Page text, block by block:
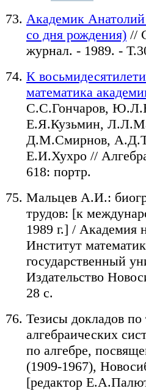
Академик
со дня рождения) //
журнал. - 1989. -
К
математика
С.С.Гончаров,
Е.Я.Кузьмин,
Д.М.Смирнов,
Е.И.Хухро //
618: портр.
Мальцев А.И.:
трудов: [к
1989 г.] / Академия
Институт
государственный
Издательство
28 c.
Тезисы докладов
алгебраических
по алгебре,
(1909-1967),
[редактор